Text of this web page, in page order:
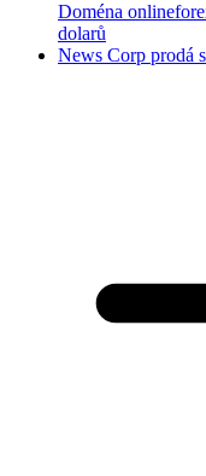
Doména
dolarů
News Corp prodá